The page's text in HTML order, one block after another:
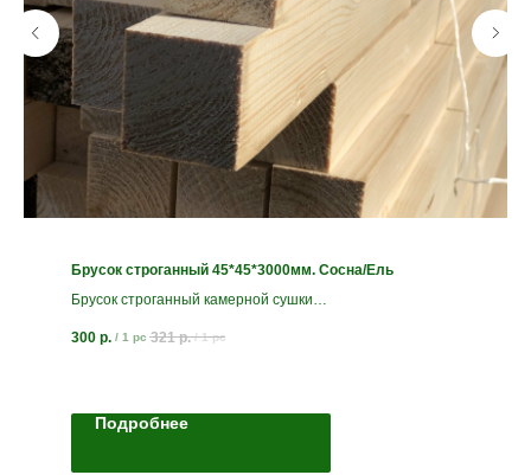
Брусок строганный 45*45*3000мм. Сосна/Ель
Брусок строганный камерной сушки
300 р. / 1 pc 321 р. / 1 pc
Подробнее